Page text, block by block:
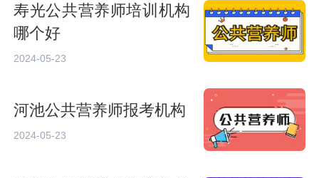
寿光公共营养师培训机构
哪个好
2024-05-23
河池公共营养师报考机构
2024-05-23